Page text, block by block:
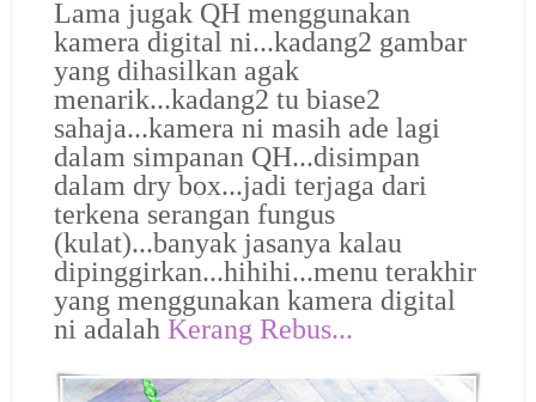
Lama jugak QH menggunakan
kamera digital ni...kadang2 gambar
yang dihasilkan agak
menarik...kadang2 tu biase2
sahaja...kamera ni masih ade lagi
dalam simpanan QH...disimpan
dalam dry box...jadi terjaga dari
terkena serangan fungus
(kulat)...banyak jasanya kalau
dipinggirkan...hihihi...menu terakhir
yang menggunakan kamera digital
ni adalah Kerang Rebus...